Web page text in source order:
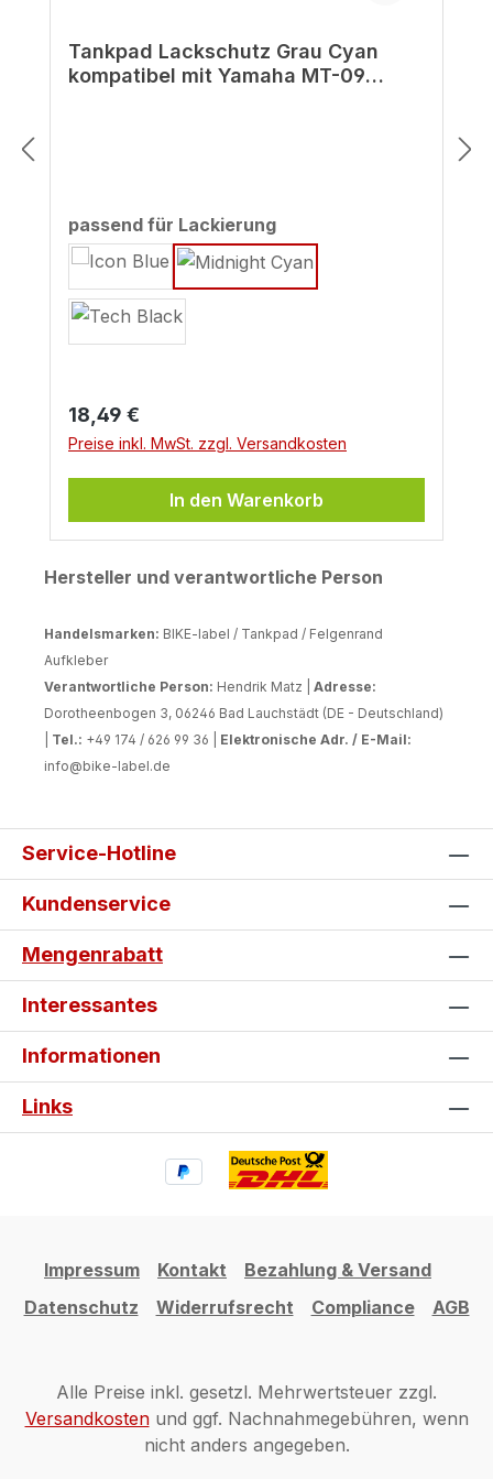
Tankpad Lackschutz Grau Cyan
kompatibel mit Yamaha MT-09
passend für Lackierungauswählen
Regulärer Preis:
18,49 €
Preise inkl. MwSt. zzgl. Versandkosten
In den Warenkorb
Hersteller und verantwortliche Person
Handelsmarken: BIKE-label / Tankpad / Felgenrand
Aufkleber
Verantwortliche Person: Hendrik Matz | Adresse:
Dorotheenbogen 3, 06246 Bad Lauchstädt (DE - Deutschland)
Tel.: +49 174 / 626 99 36 | Elektronische Adr. / E-Mail:
info@bike-label.de
Service-Hotline
Kundenservice
Mengenrabatt
Interessantes
Informationen
Links
Impressum Kontakt
Bezahlung & Versand
Datenschutz
Widerrufsrecht Compliance AGB
Alle Preise inkl. gesetzl. Mehrwertsteuer zzgl.
Versandkostenund ggf. Nachnahmegebühren, wenn
nicht anders angegeben.